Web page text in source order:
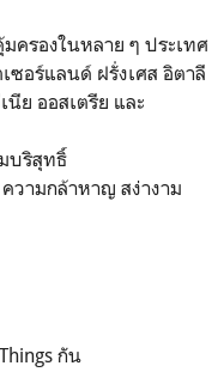
ครองในหลาย ๆ ประเทศ
ซอร์แลนด์ ฝรั่งเศส อิตาลี
นีย ออสเตรีย และ
บริสุทธิ์
วามกล้าหาญ สง่างาม
กัน